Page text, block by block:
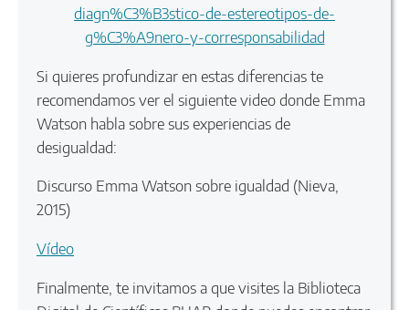
diagn%C3%B3stico-de-estereotipos-de-
g%C3%A9nero-y-corresponsabilidad
Si quieres profundizar en estas diferencias te
recomendamos ver el siguiente video donde Emma
Watson habla sobre sus experiencias de
desigualdad:
Discurso Emma Watson sobre igualdad (Nieva,
2015)
Vídeo
Finalmente, te invitamos a que visites la Biblioteca